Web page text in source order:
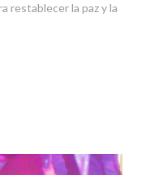
restablecer la paz y la